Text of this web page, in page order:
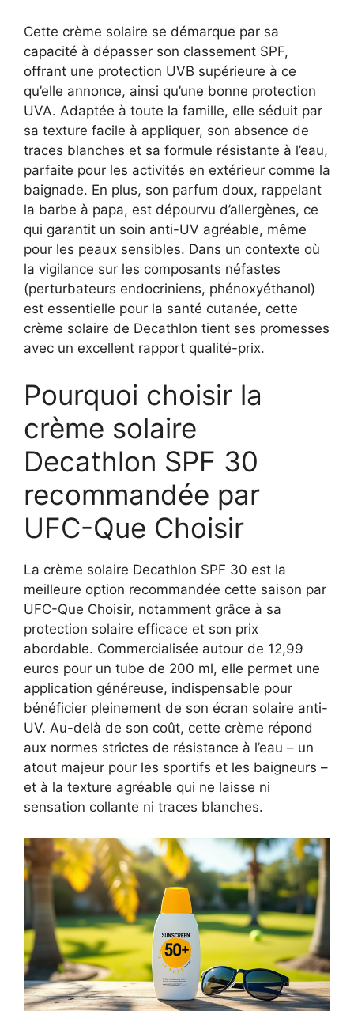
Cette crème solaire se démarque par sa
capacité à dépasser son classement SPF,
offrant une protection UVB supérieure à ce
qu’elle annonce, ainsi qu’une bonne protection
UVA. Adaptée à toute la famille, elle séduit par
sa texture facile à appliquer, son absence de
traces blanches et sa formule résistante à l’eau,
parfaite pour les activités en extérieur comme la
baignade. En plus, son parfum doux, rappelant
la barbe à papa, est dépourvu d’allergènes, ce
qui garantit un soin anti-UV agréable, même
pour les peaux sensibles. Dans un contexte où
la vigilance sur les composants néfastes
(perturbateurs endocriniens, phénoxyéthanol)
est essentielle pour la santé cutanée, cette
crème solaire de Decathlon tient ses promesses
avec un excellent rapport qualité-prix.
Pourquoi choisir la
crème solaire
Decathlon SPF 30
recommandée par
UFC-Que Choisir
La crème solaire Decathlon SPF 30 est la
meilleure option recommandée cette saison par
UFC-Que Choisir, notamment grâce à sa
protection solaire efficace et son prix
abordable. Commercialisée autour de 12,99
euros pour un tube de 200 ml, elle permet une
application généreuse, indispensable pour
bénéficier pleinement de son écran solaire anti-
UV. Au-delà de son coût, cette crème répond
aux normes strictes de résistance à l’eau – un
atout majeur pour les sportifs et les baigneurs –
et à la texture agréable qui ne laisse ni
sensation collante ni traces blanches.